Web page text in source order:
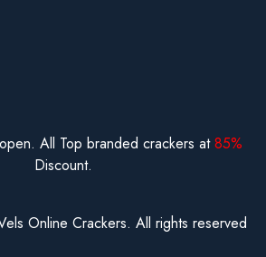
All Top branded crackers at85%
Discount.
Online Crackers. All rights reserved